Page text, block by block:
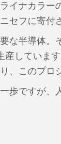
イナカラー
セフに寄付
な半導体。
しています
、このプロ
歩ですが、